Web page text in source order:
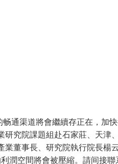
渠道將會繼續存正在，加
究院課題組赴石家莊、天
董事長、研究院執行院長楊
潤空間將會被壓縮。請间接聯